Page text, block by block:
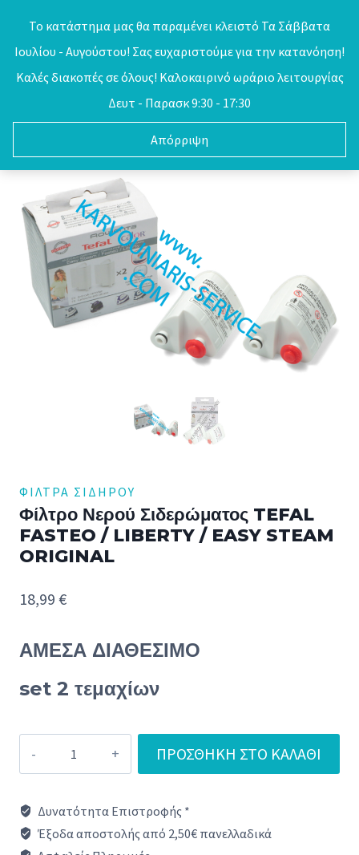
Το κατάστημα μας θα παραμένει κλειστό Τα Σάββατα
Ιουλίου - Αυγούστου! Σας ευχαριστούμε για την κατανόηση!
Καλές διακοπές σε όλους! Καλοκαιρινό ωράριο λειτουργίας
Δευτ - Παρασκ 9:30 - 17:30
Απόρριψη
0
ΦΊΛΤΡΑ ΣΙΔΉΡΟΥ
Φίλτρο Νερού Σιδερώματος TEFAL
FASTEO / LIBERTY / EASY STEAM
ORIGINAL
18,99 €
ΑΜΕΣΑ ΔΙΑΘΕΣΙΜΟ
set 2 τεμαχίων
Νερού
TEFAL
FASTEO
ΠΡΟΣΘΉΚΗ ΣΤΟ ΚΑΛΆΘΙ
Δυνατότητα Επιστροφής *
Έξοδα αποστολής από 2,50€ πανελλαδικά